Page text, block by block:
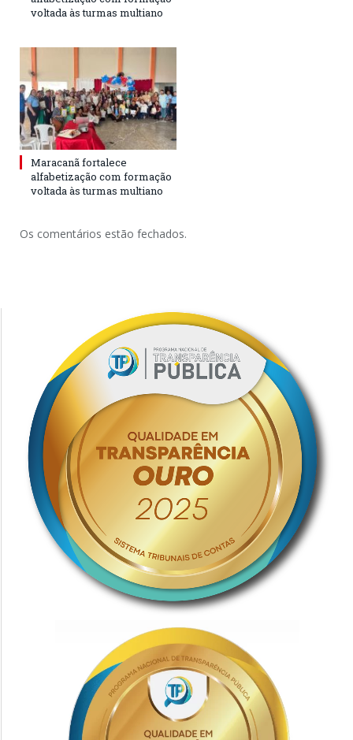
voltada às turmas multiano
Maracanã fortalece
alfabetização com formação
voltada às turmas multiano
Os comentários estão fechados.